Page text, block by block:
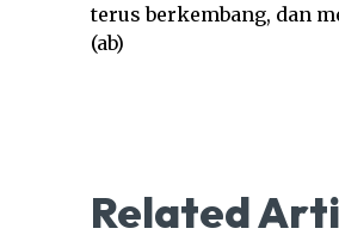
terus berkembang, dan
(ab)
Related